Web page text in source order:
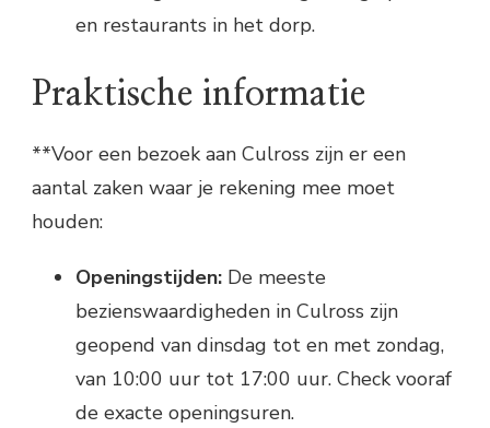
en restaurants in het dorp.
Praktische informatie
**Voor een bezoek aan Culross zijn er een
aantal zaken waar je rekening mee moet
houden:
Openingstijden: De meeste
bezienswaardigheden in Culross zijn
geopend van dinsdag tot en met zondag,
van 10:00 uur tot 17:00 uur. Check vooraf
de exacte openingsuren.